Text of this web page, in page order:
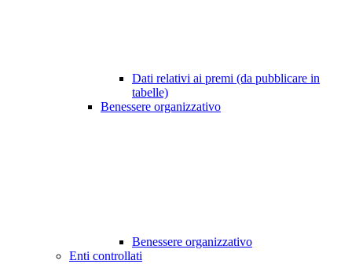
Dati relativi ai premi (da pubblicare in
tabelle)
Benessere organizzativo
Benessere organizzativo
Enti controllati